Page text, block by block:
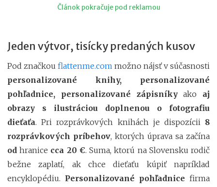
Článok pokračuje pod reklamou
Jeden výtvor, tisícky predaných kusov
Pod značkou flattenme.com možno nájsť v súčasnosti
personalizované knihy, personalizované
pohľadnice, personalizované zápisníkyako aj
obrazy s ilustráciou doplnenou o fotografiu
dieťaťa. Pri rozprávkových knihách je dispozícii 8
rozprávkových príbehov, ktorých úprava sa začína
od hranice cca 20 €. Suma, ktorú na Slovensku rodič
bežne zaplatí, ak chce dieťaťu kúpiť napríklad
encyklopédiu. Personalizované pohľadnice firma